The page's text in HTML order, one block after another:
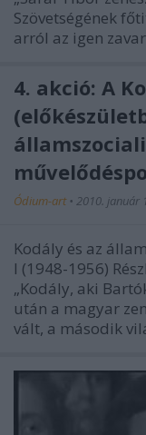
Szövetségének
arról az igen
4. akció: A
Ódium-art • 2010. január
Kodály és az
I (1948-1956)
„Kodály, aki
után a magyar
vált, a második